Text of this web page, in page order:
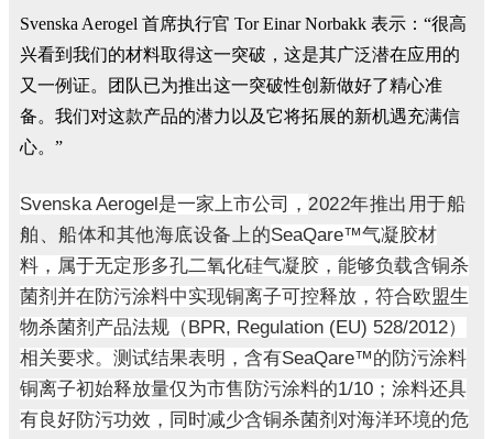
Svenska Aerogel 首席执行官 Tor Einar Norbakk 表示：“很高
兴看到我们的材料取得这一突破，这是其广泛潜在应用的
又一例证。团队已为推出这一突破性创新做好了精心准
备。我们对这款产品的潜力以及它将拓展的新机遇充满信
心。”
Svenska Aerogel是一家上市公司， 2022年推出用于船
舶、船体和其他海底设备上的SeaQare™气凝胶材
料，属于无定形多孔二氧化硅气凝胶，能够负载含铜杀
菌剂并在防污涂料中实现铜离子可控释放，符合欧盟生
物杀菌剂产品法规（BPR, Regulation (EU) 528/2012）
相关要求。测试结果表明，含有SeaQare™的防污涂料
铜离子初始释放量仅为市售防污涂料的1/10；涂料还具
有良好防污功效，同时减少含铜杀菌剂对海洋环境的危